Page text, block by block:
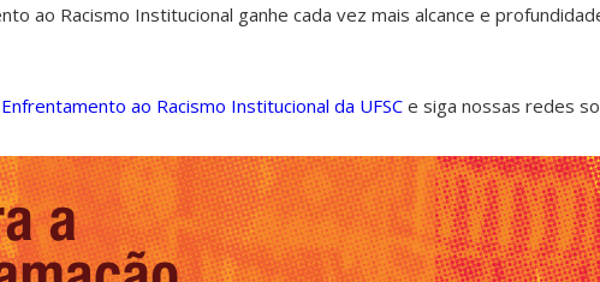
ao Racismo Institucional ganhe cada vez mais alcance e
ao Racismo Institucional da UFSC e siga nossas redes